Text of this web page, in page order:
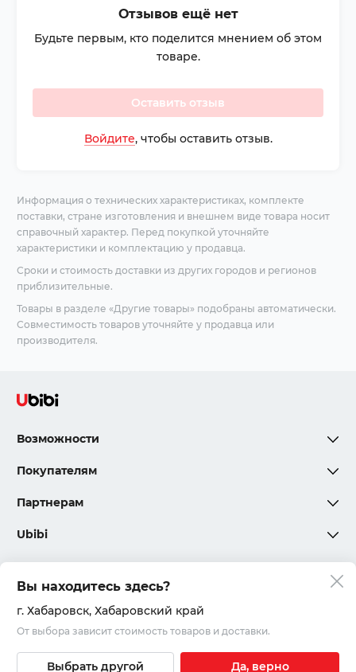
Отзывов ещё нет
Будьте первым, кто поделится мнением об этом
товаре.
Оставить отзыв
Войдите, чтобы оставить отзыв.
Информация о технических характеристиках, комплекте
поставки, стране изготовления и внешнем виде товара носит
справочный характер. Перед покупкой уточняйте
характеристики и комплектацию у продавца.
Сроки и стоимость доставки из других городов и регионов
приблизительные.
Товары в разделе «Другие товары» подобраны автоматически.
Совместимость товаров уточняйте у продавца или
производителя.
Возможности
Покупателям
Партнерам
Ubibi
Политика конфиденциальности
Соглашения и правила
© 2020 – 2026, ООО «Юкар»
Вы находитесь здесь?
г. Хабаровск, Хабаровский край
От выбора зависит стоимость товаров и доставки.
Выбрать другой Да, верно